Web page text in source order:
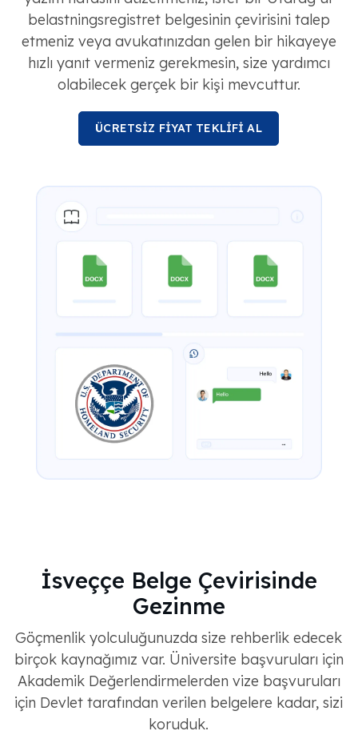
belastningsregistret belgesinin çevirisini talep
etmeniz veya avukatınızdan gelen bir hikayeye
hızlı yanıt vermeniz gerekmesin, size yardımcı
olabilecek gerçek bir kişi mevcuttur.
ÜCRETSİZ FİYAT TEKLİFİ AL
İsveççe Belge Çevirisinde
Gezinme
Göçmenlik yolculuğunuzda size rehberlik edecek
birçok kaynağımız var. Üniversite başvuruları için
Akademik Değerlendirmelerden vize başvuruları
için Devlet tarafından verilen belgelere kadar, sizi
koruduk.